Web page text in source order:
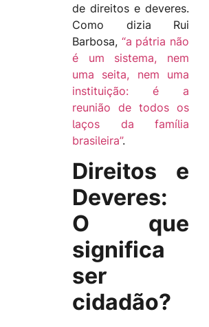
de direitos e deveres.
Como dizia Rui
Barbosa, “a pátria não
é um sistema, nem
uma seita, nem uma
instituição: é a
reunião de todos os
laços da família
brasileira”.
Direitos e
Deveres:
O que
significa
ser
cidadão?